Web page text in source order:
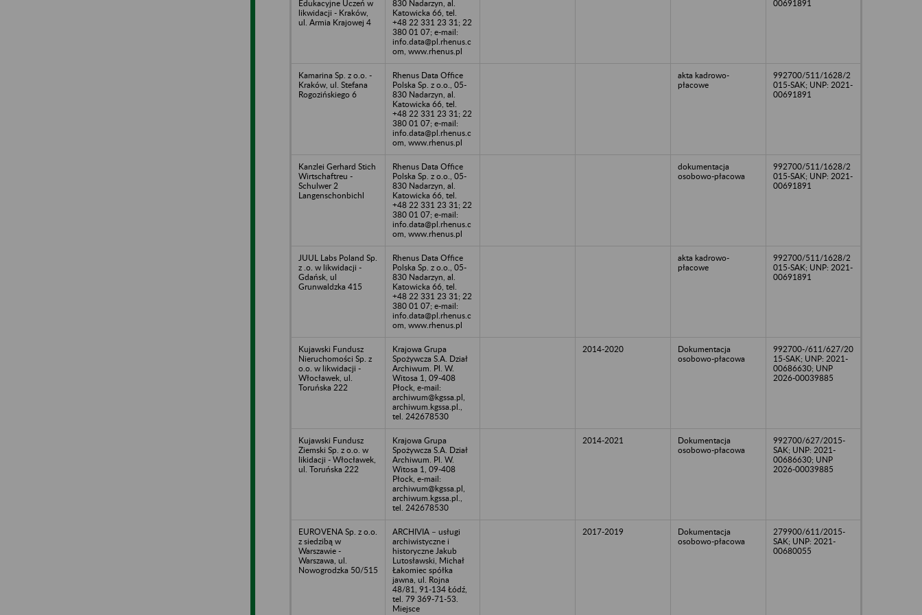
Edukacyjne Uczeń w
likwidacji - Kraków,
ul. Armia Krajowej 4
830 Nadarzyn, al.
Katowicka 66, tel.
+48 22 331 23 31; 22
380 01 07; e-mail:
info.data@pl.rhenus.c
om, www.rhenus.pl
00691891
Kamarina Sp. z o.o. -
Kraków, ul. Stefana
Rogozińskiego 6
Rhenus Data Office
Polska Sp. z o.o., 05-
830 Nadarzyn, al.
Katowicka 66, tel.
+48 22 331 23 31; 22
380 01 07; e-mail:
info.data@pl.rhenus.c
om, www.rhenus.pl
akta kadrowo-
płacowe
992700/511/1628/2
015-SAK; UNP: 2021-
00691891
Kanzlei Gerhard Stich
Wirtschaftreu -
Schulwer 2
Langenschonbichl
Rhenus Data Office
Polska Sp. z o.o., 05-
830 Nadarzyn, al.
Katowicka 66, tel.
+48 22 331 23 31; 22
380 01 07; e-mail:
info.data@pl.rhenus.c
om, www.rhenus.pl
dokumentacja
osobowo-płacowa
992700/511/1628/2
015-SAK; UNP: 2021-
00691891
JUUL Labs Poland Sp.
z .o. w likwidacji -
Gdańsk, ul
Grunwaldzka 415
Rhenus Data Office
Polska Sp. z o.o., 05-
830 Nadarzyn, al.
Katowicka 66, tel.
+48 22 331 23 31; 22
380 01 07; e-mail:
info.data@pl.rhenus.c
om, www.rhenus.pl
akta kadrowo-
płacowe
992700/511/1628/2
015-SAK; UNP: 2021-
00691891
Kujawski Fundusz
Nieruchomości Sp. z
o.o. w likwidacji -
Włocławek, ul.
Toruńska 222
Krajowa Grupa
Spożywcza S.A. Dział
Archiwum. Pl. W.
Witosa 1, 09-408
Płock, e-mail:
archiwum@kgssa.pl,
archiwum.kgssa.pl.,
tel. 242678530
2014-2020
Dokumentacja
osobowo-płacowa
992700-/611/627/20
15-SAK; UNP: 2021-
00686630; UNP
2026-00039885
Kujawski Fundusz
Ziemski Sp. z o.o. w
likidacji - Włocławek,
ul. Toruńska 222
Krajowa Grupa
Spożywcza S.A. Dział
Archiwum. Pl. W.
Witosa 1, 09-408
Płock, e-mail:
archiwum@kgssa.pl,
archiwum.kgssa.pl.,
tel. 242678530
2014-2021
Dokumentacja
osobowo-płacowa
992700/627/2015-
SAK; UNP: 2021-
00686630; UNP
2026-00039885
EUROVENA Sp. z o.o.
z siedzibą w
Warszawie -
Warszawa, ul.
Nowogrodzka 50/515
ARCHIVIA – usługi
archiwistyczne i
historyczne Jakub
Lutosławski, Michał
Łakomiec spółka
jawna, ul. Rojna
48/81, 91-134 Łódź,
tel. 79 369-71-53.
Miejsce
2017-2019
Dokumentacja
osobowo-płacowa
279900/611/2015-
SAK; UNP: 2021-
00680055